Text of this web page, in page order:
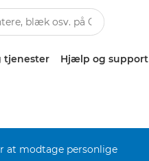
tjenester Hjælp og support
at modtage personlige